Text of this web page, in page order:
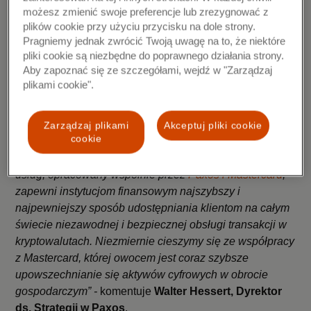
i niezawodnej technologii dla instytucji finansowych.
Nasz innowacyjny produkt kryptowalutowy zapewnia
wybór w odpowiedniej, dużej skali oraz niezmiennie
będzie przynosić jedyne w swoim rodzaju możliwości
bankom, które starają się oferować nowe,
zaawansowane usługi swoim klientom” –
Jorn Lambert, Dyrektor ds. Cyfryzacji w Mastercard
Mastercard dysponuje potężną siecią instytucji
finansowych na całym świecie.
usług, opracowany wspólnie przezPaxos i Mastercard,
zapewni instytucjom finansowym najszybszy i
najpewniejszy sposób udostępniania klientom na całym
świecie niezawodnej i bezpiecznej obsługi transakcji w
kryptowalutach. Niezmiernie cieszymy się ze współpracy
z Mastercard, której owocem jest coraz szybsze
upowszechnianie się aktywów cyfrowych w obrocie
gospodarczym” - komentuje Walter Hessert, Dyrektor
ds. Strategii w Paxos.
możesz zmienić swoje preferencje lub zrezygnować z
plików cookie przy użyciu przycisku na dole strony.
Pragniemy jednak zwrócić Twoją uwagę na to, że niektóre
pliki cookie są niezbędne do poprawnego działania strony.
Aby zapoznać się ze szczegółami, wejdź w "Zarządzaj
plikami cookie".
Akceptuj pliki cookie
Zarządzaj plikami
cookie